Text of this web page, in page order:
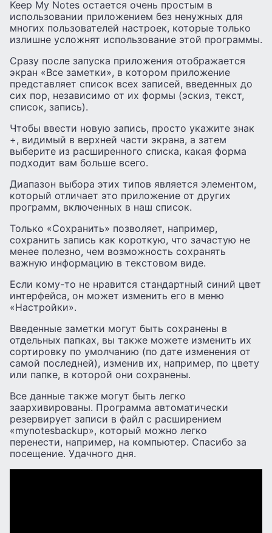
Keep My Notes остается очень простым в
использовании приложением без ненужных для
многих пользователей настроек, которые только
излишне усложнят использование этой программы.
Сразу после запуска приложения отображается
экран «Все заметки», в котором приложение
представляет список всех записей, введенных до
сих пор, независимо от их формы (эскиз, текст,
список, запись).
Чтобы ввести новую запись, просто укажите знак
+, видимый в верхней части экрана, а затем
выберите из расширенного списка, какая форма
подходит вам больше всего.
Диапазон выбора этих типов является элементом,
который отличает это приложение от других
программ, включенных в наш список.
Только «Сохранить» позволяет, например,
сохранить запись как короткую, что зачастую не
менее полезно, чем возможность сохранять
важную информацию в текстовом виде.
Если кому-то не нравится стандартный синий цвет
интерфейса, он может изменить его в меню
«Настройки».
Введенные заметки могут быть сохранены в
отдельных папках, вы также можете изменить их
сортировку по умолчанию (по дате изменения от
самой последней), изменив их, например, по цвету
или папке, в которой они сохранены.
Все данные также могут быть легко
заархивированы. Программа автоматически
резервирует записи в файл с расширением
«mynotesbackup», который можно легко
перенести, например, на компьютер. Спасибо за
посещение. Удачного дня.